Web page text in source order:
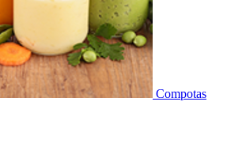
Compotas